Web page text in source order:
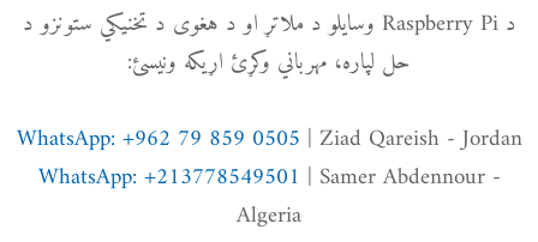
د Raspberry Pi وسایلو د ملاتړ او د هغوی د تخنیکي ستونزو د
حل لپاره، مهرباني وکړئ اړیکه ونیسئ:
WhatsApp: +962 79 859 0505 | Ziad Qareish - Jordan
WhatsApp: +213778549501 | Samer Abdennour -
Algeria